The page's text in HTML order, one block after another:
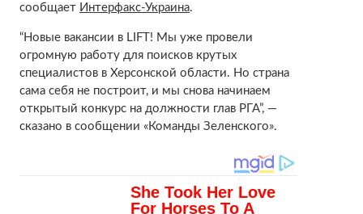
сообщает Интерфакс-Украина.
“Новые вакансии в LIFT! Мы уже провели
огромную работу для поисков крутых
специалистов в Херсонской области. Но страна
сама себя не построит, и мы снова начинаем
открытый конкурс на должности глав РГА”, —
сказано в сообщении «Команды Зеленского».